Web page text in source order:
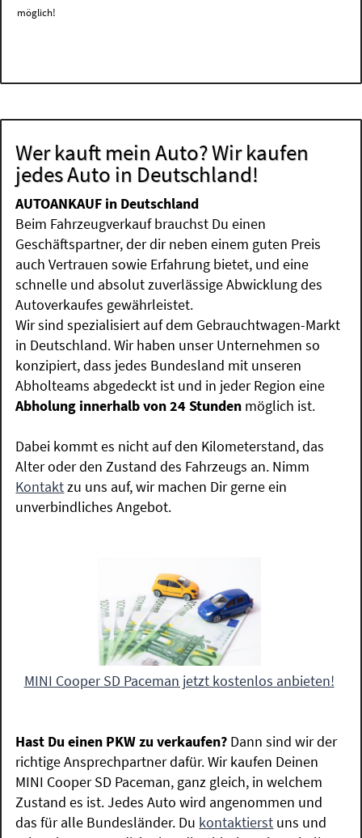
möglich!
Wer kauft mein Auto? Wir kaufen
jedes Auto in Deutschland!
AUTOANKAUF in Deutschland
Beim Fahrzeugverkauf brauchst Du einen
Geschäftspartner, der dir neben einem guten Preis
auch Vertrauen sowie Erfahrung bietet, und eine
schnelle und absolut zuverlässige Abwicklung des
Autoverkaufes gewährleistet.
Wir sind spezialisiert auf dem Gebrauchtwagen-Markt
in Deutschland. Wir haben unser Unternehmen so
konzipiert, dass jedes Bundesland mit unseren
Abholteams abgedeckt ist und in jeder Region eine
Abholung innerhalb von 24 Stunden möglich ist.
Dabei kommt es nicht auf den Kilometerstand, das
Alter oder den Zustand des Fahrzeugs an. Nimm
Kontaktzu uns auf, wir machen Dir gerne ein
unverbindliches Angebot.
MINI Cooper SD Paceman jetzt kostenlos anbieten!
Hast Du einen PKW zu verkaufen? Dann sind wir der
richtige Ansprechpartner dafür. Wir kaufen Deinen
MINI Cooper SD Paceman, ganz gleich, in welchem
Zustand es ist. Jedes Auto wird angenommen und
das für alle Bundesländer. Du kontaktierst uns und